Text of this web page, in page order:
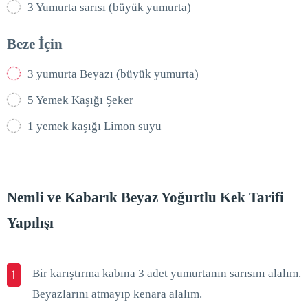
3 Yumurta sarısı (büyük yumurta)
Beze İçin
3 yumurta Beyazı (büyük yumurta)
5 Yemek Kaşığı Şeker
1 yemek kaşığı Limon suyu
Nemli ve Kabarık Beyaz Yoğurtlu Kek Tarifi
Yapılışı
1
Bir karıştırma kabına 3 adet yumurtanın sarısını alalım.
Beyazlarını atmayıp kenara alalım.